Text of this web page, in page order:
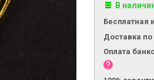
В
Бесплатная
Доставка
Оплата